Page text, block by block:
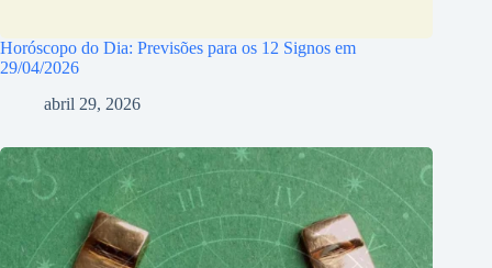
Horóscopo do Dia: Previsões para os 12 Signos em
29/04/2026
abril 29, 2026